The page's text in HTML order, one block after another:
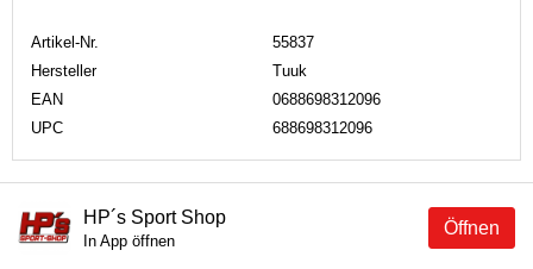
Artikel-Nr.
55837
Hersteller
Tuuk
EAN
0688698312096
UPC
688698312096
Öffnen
HP´s Sport Shop
In App öffnen